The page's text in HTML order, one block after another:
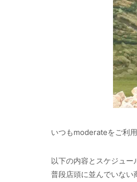
いつもmoderateをご利
以下の内容とスケジュー
普段店頭に並んでいない